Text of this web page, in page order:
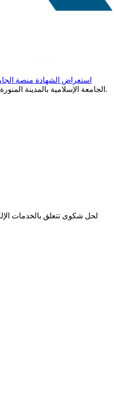
الجامعة الإسلامية بالمدينة . جميع الحقوق محفوظة.
لحل شكوى تتعلق بالخدمات